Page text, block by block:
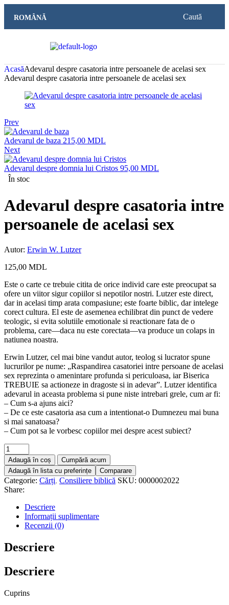
ROMÂNĂ Caută
AcasăAdevarul despre casatoria intre persoanele de acelasi sex
Adevarul despre casatoria intre persoanele de acelasi sex
Prev
Adevarul de baza 215,00 MDL
Next
Adevarul despre domnia lui Cristos 95,00 MDL
În stoc
Adevarul despre casatoria intre
persoanele de acelasi sex
Autor: Erwin W. Lutzer
125,00 MDL
Este o carte ce trebuie citita de orice individ care este preocupat sa
ofere un viitor sigur copiilor si nepotilor nostri. Lutzer este direct,
dar in acelasi timp arata compasiune; este foarte biblic, dar intelege
corect cultura. El este de asemenea echilibrat din punct de vedere
teologic, si evita solutiile emotionale si reactionare fata de o
problema, care—daca nu este corectata—va produce un colaps in
natiunea noastra.
Erwin Lutzer, cel mai bine vandut autor, teolog si lucrator spune
lucrurilor pe nume: „Raspandirea casatoriei intre persoane de acelasi
sex reprezinta o amenintare profunda si periculoasa, iar Biserica
TREBUIE sa actioneze in dragoste si in adevar”. Lutzer identifica
adevarul in aceasta problema si pune niste intrebari grele, cum ar fi:
– Cum s-a ajuns aici?
– De ce este casatoria asa cum a intentionat-o Dumnezeu mai buna
si mai sanatoasa?
– Cum pot sa le vorbesc copiilor mei despre acest subiect?
Adaugă în coș
Cumpără acum
Adaugă în lista cu preferințe
Comparare
Categorie: Cărți, Consiliere biblică SKU: 0000002022
Share:
Descriere
Informații suplimentare
Recenzii (0)
Descriere
Descriere
Cuprins